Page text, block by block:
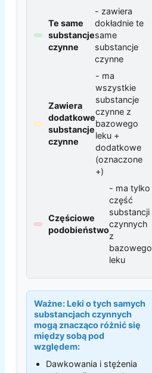
Te same
substancje
czynne
- zawiera
dokładnie te
same
substancje
czynne
Zawiera
dodatkowe
substancje
czynne
- ma
wszystkie
substancje
czynne z
bazowego
leku +
dodatkowe
(oznaczone
+)
Częściowe
podobieństwo
- ma tylko
część
substancji
czynnych
z
bazowego
leku
Ważne: Leki o tych samych
substancjach czynnych
mogą znacząco różnić się
między sobą pod
względem:
Dawkowania i stężenia